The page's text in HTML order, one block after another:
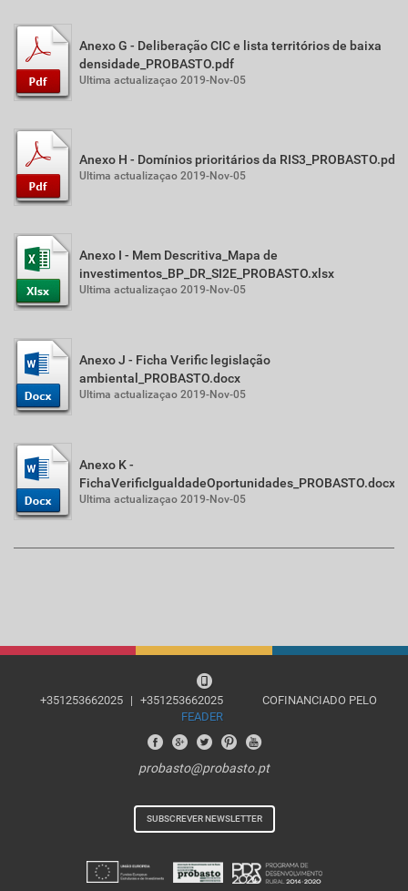
Anexo G - Deliberação CIC e lista territórios de baixa
densidade_PROBASTO.pdf
Ultima actualizaçao 2019-Nov-05
Anexo H - Domínios prioritários da RIS3_PROBASTO.pdf
Ultima actualizaçao 2019-Nov-05
Anexo I - Mem Descritiva_Mapa de
investimentos_BP_DR_SI2E_PROBASTO.xlsx
Ultima actualizaçao 2019-Nov-05
Anexo J - Ficha Verific legislação
ambiental_PROBASTO.docx
Ultima actualizaçao 2019-Nov-05
Anexo K -
FichaVerificIgualdadeOportunidades_PROBASTO.docx
Ultima actualizaçao 2019-Nov-05
+351253662025 | +351253662025
COFINANCIADO PELO
FEADER
probasto@probasto.pt
SUBSCREVER NEWSLETTER